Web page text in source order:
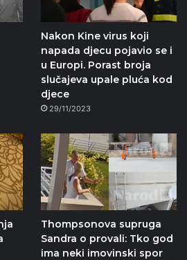
Nakon Kine virus koji
napada djecu pojavio se i
u Europi. Porast broja
slučajeva upale pluća kod
djece
29/11/2023
Thompsonova supruga
Sandra o provali: Tko god
ima neki imovinski spor